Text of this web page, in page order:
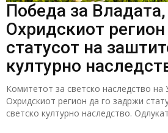
Победа за Владата,
Охридскиот
статусот на
културно
Комитетот за светско наследство
Охридскиот регион да го задржи
светско културно наследство.